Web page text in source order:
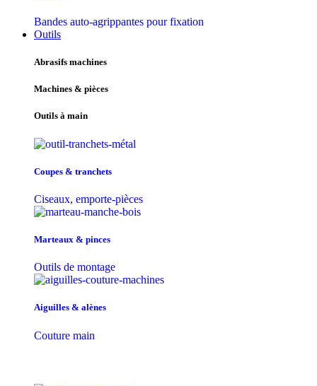
Bandes auto-agrippantes pour fixation
Outils
Abrasifs machines
Machines & pièces
Outils à main
Coupes & tranchets
Ciseaux, emporte-pièces
Marteaux & pinces
Outils de montage
Aiguilles & alènes
Couture main